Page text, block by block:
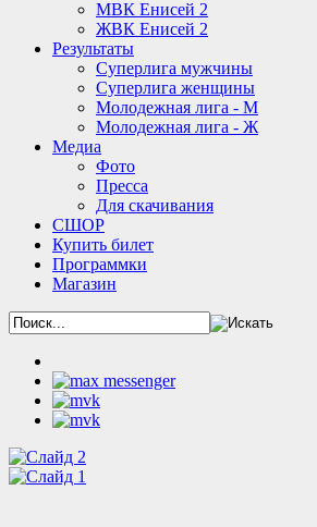
МВК Енисей 2
ЖВК Енисей 2
Результаты
Суперлига мужчины
Суперлига женщины
Молодежная лига - М
Молодежная лига - Ж
Медиа
Фото
Пресса
Для скачивания
СШОР
Купить билет
Программки
Магазин